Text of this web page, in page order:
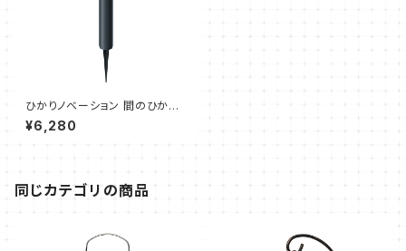
ひかりノベーション 間のひかり
追加ライト（タカショー）
¥6,280
同じカテゴリの商品